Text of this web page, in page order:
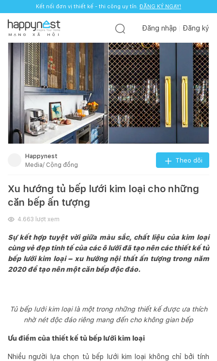
Kết nối đơn vị thiết kế - thi công uy tín. ĐĂNG KÝ NGAY!
M Ạ N G X Ã H Ộ I
Đăng nhập Đăng ký
Happynest
Media/ Cộng đồng
Theo dõi
Xu hướng tủ bếp lưới kim loại cho những
căn bếp ấn tượng
4.663 lượt xem
Sự kết hợp tuyệt vời giữa màu sắc, chất liệu của kim loại
cùng vẻ đẹp tinh tế của các ô lưới đã tạo nên các thiết kế tủ
bếp lưới kim loại – xu hướng nội thất ấn tượng trong năm
2020 để tạo nên một căn bếp độc đáo.
Tủ bếp lưới kim loại là một trong những thiết kế được ưa thích
nhờ nét độc đáo riêng mang đến cho không gian bếp
Ưu điểm của thiết kế tủ bếp lưới kim loại
Nhiều người lựa chọn tủ bếp lưới kim loại không chỉ bởi tính